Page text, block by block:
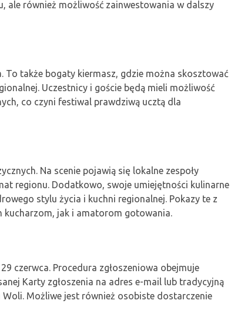
ale również możliwość zainwestowania w dalszy
To także bogaty kiermasz, gdzie można skosztować
Uczestnicy i goście będą mieli możliwość
co czyni festiwal prawdziwą ucztą dla
Na scenie pojawią się lokalne zespoły
regionu. Dodatkowo, swoje umiejętności kulinarne
stylu życia i kuchni regionalnej. Pokazy te z
kucharzom, jak i amatorom gotowania.
czerwca. Procedura zgłoszeniowa obejmuje
Karty zgłoszenia na adres e-mail lub tradycyjną
Możliwe jest również osobiste dostarczenie